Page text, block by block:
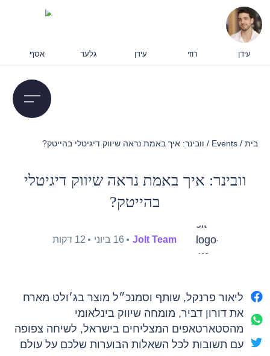
עידן רוזי עידן גלעד אסף
בית /
Events
/ וובינר: איך באמת נראה שיווק דיגיטלי בהייטק?
וובינר: איך באמת נראה שיווק דיגיטלי
בהייטק?
Jolt Team 16 ביוני 12 דקות
ליאור פרנקל, שותף וסמנכ״ל מוצר בג׳ולט מארח
את דורון דביר, מומחה שיווק בינלאומי
מהסטארטאפים המצליחים בישראל, לשיחה צפופה
עם תשובות לכל השאלות הבוערות שלכם על עולם